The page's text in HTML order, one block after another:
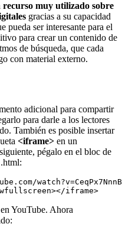
recurso muy utilizado sobre
gracias a su capacidad
pueda ser interesante para el
para crear un contenido de
de búsqueda, que cada
con material externo.
adicional para compartir
para darle a los lectores
También es posible insertar
<iframe> en un
pégalo en el bloc de
iframe>
YouTube. Ahora